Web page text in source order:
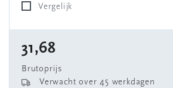
Vergelijk
31,68
Brutoprijs
Verwacht over 45 werkdagen